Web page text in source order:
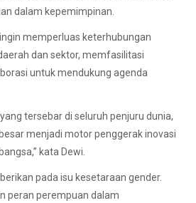
dalam kepemimpinan.
memperluas keterhubungan
dan sektor, memfasilitasi
untuk mendukung agenda
tersebar di seluruh penjuru dunia,
besar menjadi motor penggerak inovasi
kata Dewi.
pada isu kesetaraan gender.
peran perempuan dalam